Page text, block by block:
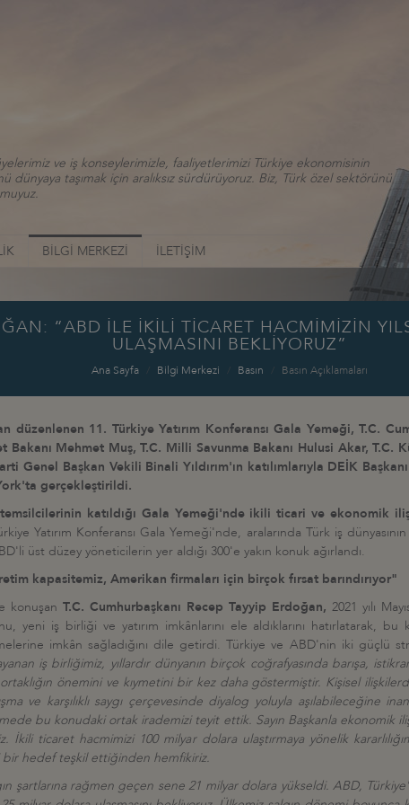
ve iş konseylerimizle, faaliyetlerimizi Türkiye ekonomisinin
taşımak için aralıksız sürdürüyoruz. Biz, Türk özel sektörünü
BİLGİ MERKEZİ İLETİŞİM
“ABD İLE İKİLİ TİCARET HACMİMİZİN
ULAŞMASINI BEKLİYORUZ”
Ana Sayfa Bilgi Merkezi Basın Basın Açıklamaları
düzenlenen 11. Türkiye Yatırım Konferansı Gala Yemeği, T.C.
Bakanı Mehmet Muş, T.C. Milli Savunma Bakanı Hulusi Akar,
Genel Başkan Vekili Binali Yıldırım'ın katılımlarıyla DEİK
gerçekleştirildi.
katıldığı Gala Yemeği'nde ikili ticari ve ekonomik
Yatırım Konferansı Gala Yemeği'nde, aralarında Türk iş
üst düzey yöneticilerin yer aldığı 300'e yakın konuk ağırlandı.
kapasitemiz, Amerikan firmaları için birçok fırsat barındırıyor"
konuşan T.C. Cumhurbaşkanı Recep Tayyip Erdoğan,2021 yılı
yeni iş birliği ve yatırım imkânlarını ele aldıklarını hatırlatarak,
imkân sağladığını dile getirdi. Türkiye ve ABD'nin iki güçlü
iş birliğimiz, yıllardır dünyanın birçok coğrafyasında barışa,
önemini ve kıymetini bir kez daha göstermiştir. Kişisel
ve karşılıklı saygı çerçevesinde diyalog yoluyla aşılabileceğine
bu konudaki ortak irademizi teyit ettik. Sayın Başkanla
ticaret hacmimizi 100 milyar dolara ulaştırmaya yönelik
bir hedef teşkil ettiğinden hemfikiriz.
şartlarına rağmen geçen sene 21 milyar dolara yükseldi. ABD,